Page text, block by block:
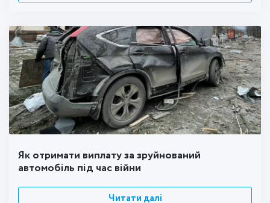
Як отримати виплату за зруйнований
автомобіль під час війни
Читати далі